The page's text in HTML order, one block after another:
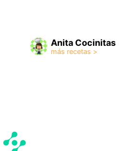
Anita Cocinitas